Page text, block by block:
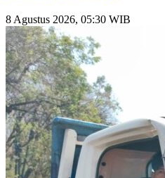
8 Agustus 2026, 05:30 WIB